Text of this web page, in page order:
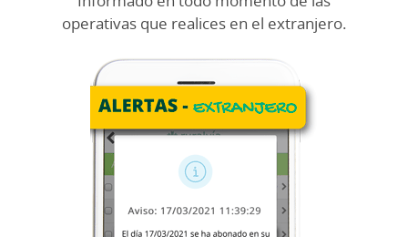
operativas que realices en el extranjero.